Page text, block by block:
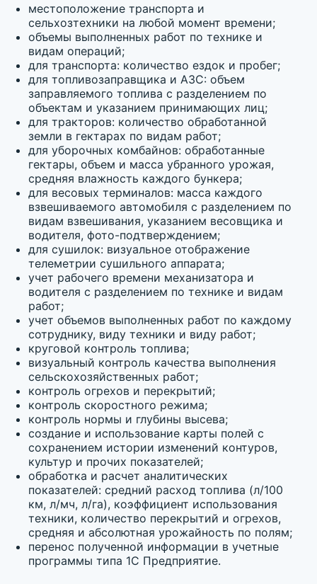
местоположение транспорта и
сельхозтехники на любой момент времени;
объемы выполненных работ по технике и
видам операций;
для транспорта: количество ездок и пробег;
для топливозаправщика и АЗС: объем
заправляемого топлива с разделением по
объектам и указанием принимающих лиц;
для тракторов: количество обработанной
земли в гектарах по видам работ;
для уборочных комбайнов: обработанные
гектары, объем и масса убранного урожая,
средняя влажность каждого бункера;
для весовых терминалов: масса каждого
взвешиваемого автомобиля с разделением по
видам взвешивания, указанием весовщика и
водителя, фото-подтверждением;
для сушилок: визуальное отображение
телеметрии сушильного аппарата;
учет рабочего времени механизатора и
водителя с разделением по технике и видам
работ;
учет объемов выполненных работ по каждому
сотруднику, виду техники и виду работ;
круговой контроль топлива;
визуальный контроль качества выполнения
сельскохозяйственных работ;
контроль огрехов и перекрытий;
контроль скоростного режима;
контроль нормы и глубины высева;
создание и использование карты полей с
сохранением истории изменений контуров,
культур и прочих показателей;
обработка и расчет аналитических
показателей: средний расход топлива (л/100
км, л/мч, л/га), коэффициент использования
техники, количество перекрытий и огрехов,
средняя и абсолютная урожайность по полям;
перенос полученной информации в учетные
программы типа 1С Предприятие.